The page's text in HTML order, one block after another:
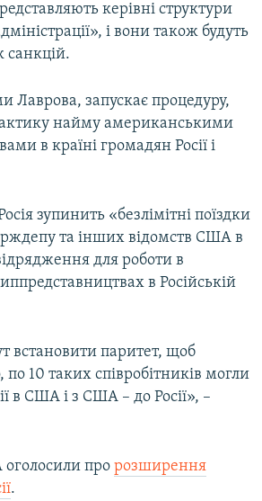
керівні структури
і вони також будуть
санкцій.
Лаврова, запускає процедуру,
найму американськими
в країні громадян Росії і
зупинить «безлімітні поїздки
та інших відомств США в
для роботи в
в Російській
встановити паритет, щоб
10 таких співробітників могли
в США і з США – до Росії», –
про розширення
.